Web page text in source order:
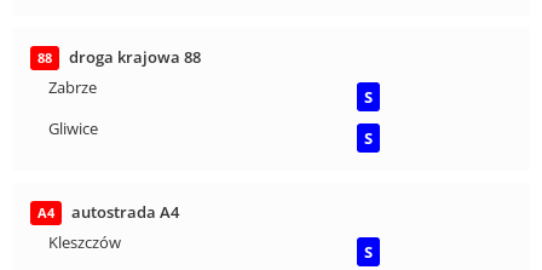
88
droga krajowa 88
Zabrze
S
Gliwice
S
A4
autostrada A4
Kleszczów
S